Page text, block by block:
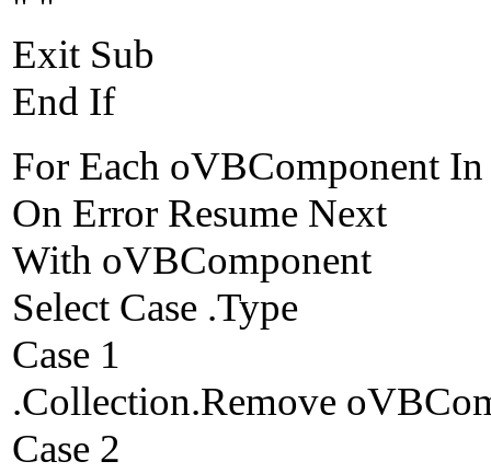
Exit Sub
End If
For Each oVBComponent
On Error Resume Next
With oVBComponent
Select Case .Type
Case 1
.Collection.Remove
Case 2